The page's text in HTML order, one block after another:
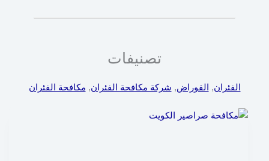
تصنيفات
الفئران, القوراض, شركة مكافحة الفئران, مكافحة الفئران